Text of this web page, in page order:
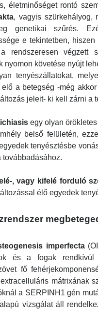
életminőséget rontó
, vagyis szürkehályog,
genetikai szűrés.
e tekintetben,
rendszeresen végzett
nyomon követése nyújt
tenyészállatokat,
elő a betegség -még
jeleit- ki kell zárni a
egy olyan
belső felületén,
tenyésztésbe
továbbadásához.
, vagy kifelé forduló
élő egyedek
imperfecta
és a fogak rendkívül
fő
mátrixának
a SERPINH1 gén
vizsgálat áll